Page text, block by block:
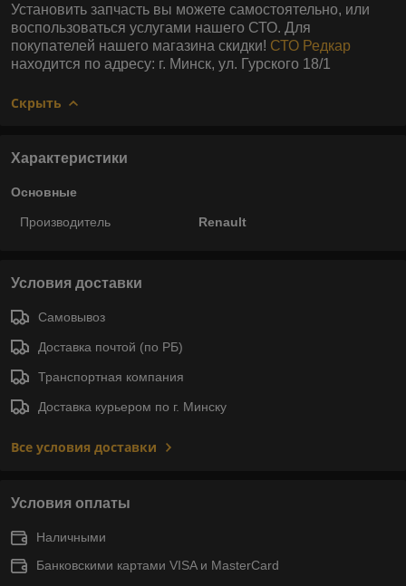
Установить запчасть вы можете самостоятельно, или
воспользоваться услугами нашего СТО. Для
покупателей нашего магазина скидки! СТО Редкар
находится по адресу: г. Минск, ул. Гурского 18/1
Скрыть
Характеристики
Основные
Производитель Renault
Условия доставки
Самовывоз
Доставка почтой (по РБ)
Транспортная компания
Доставка курьером по г. Минску
Все условия доставки
Условия оплаты
Наличными
Банковскими картами VISA и MasterCard